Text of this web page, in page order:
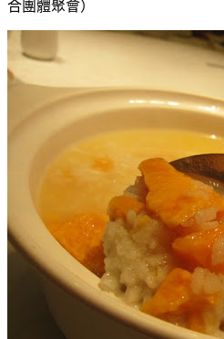
合團體聚會）